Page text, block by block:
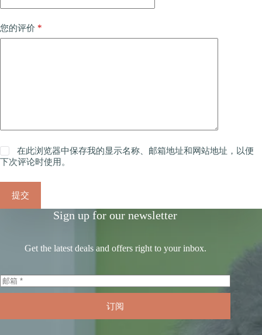
您的评价 *
在此浏览器中保存我的显示名称、邮箱地址和网站地址，以便
下次评论时使用。
提交
Sign up for our newsletter
Get the latest deals and offers right to your inbox.
订阅